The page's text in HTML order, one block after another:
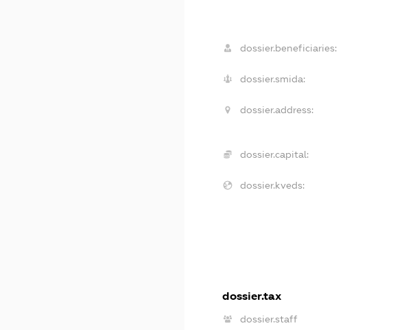
dossier.beneficiaries:
dossier.smida:
dossier.address:
dossier.capital:
dossier.kveds:
dossier.tax
dossier.staff